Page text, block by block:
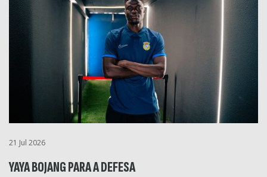
21 Jul 2026
YAYA BOJANG PARA A DEFESA